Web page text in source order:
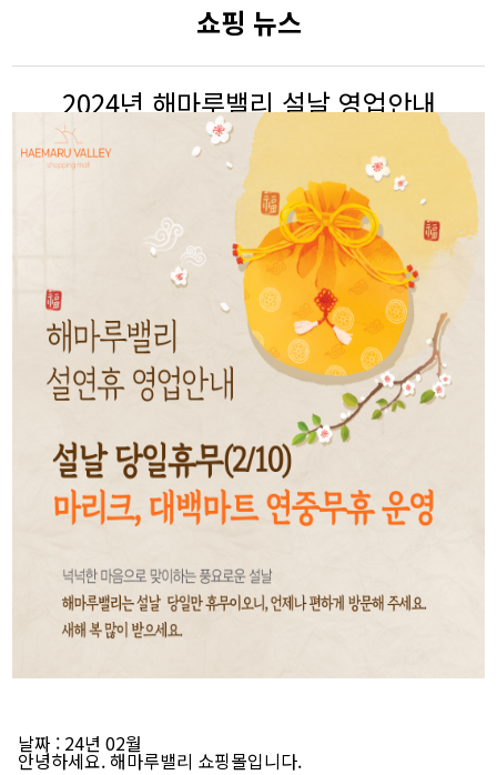
쇼핑 뉴스
2024년 해마루밸리 설날 영업안내
날짜 : 24년 02월
안녕하세요. 해마루밸리 쇼핑몰입니다.